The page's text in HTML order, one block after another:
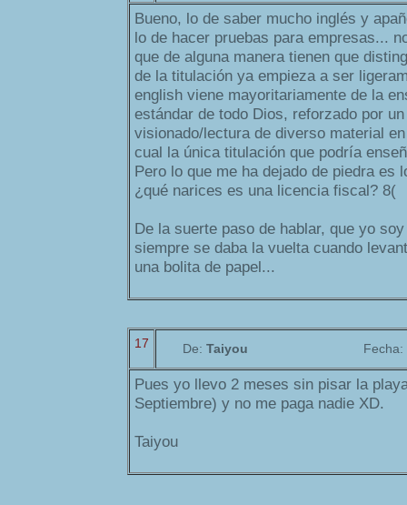
Bueno, lo de saber mucho inglés y
lo de hacer pruebas para empresas...
que de alguna manera tienen que
de la titulación ya empieza a ser
english viene mayoritariamente de la
estándar de todo Dios, reforzado por
visionado/lectura de diverso material
cual la única titulación que podría
Pero lo que me ha dejado de piedra es
¿qué narices es una licencia fiscal? 8(
De la suerte paso de hablar, que yo
siempre se daba la vuelta cuando
una bolita de papel...
17 De: Taiyou Fecha:
Pues yo llevo 2 meses sin pisar la
Septiembre) y no me paga nadie XD.
Taiyou